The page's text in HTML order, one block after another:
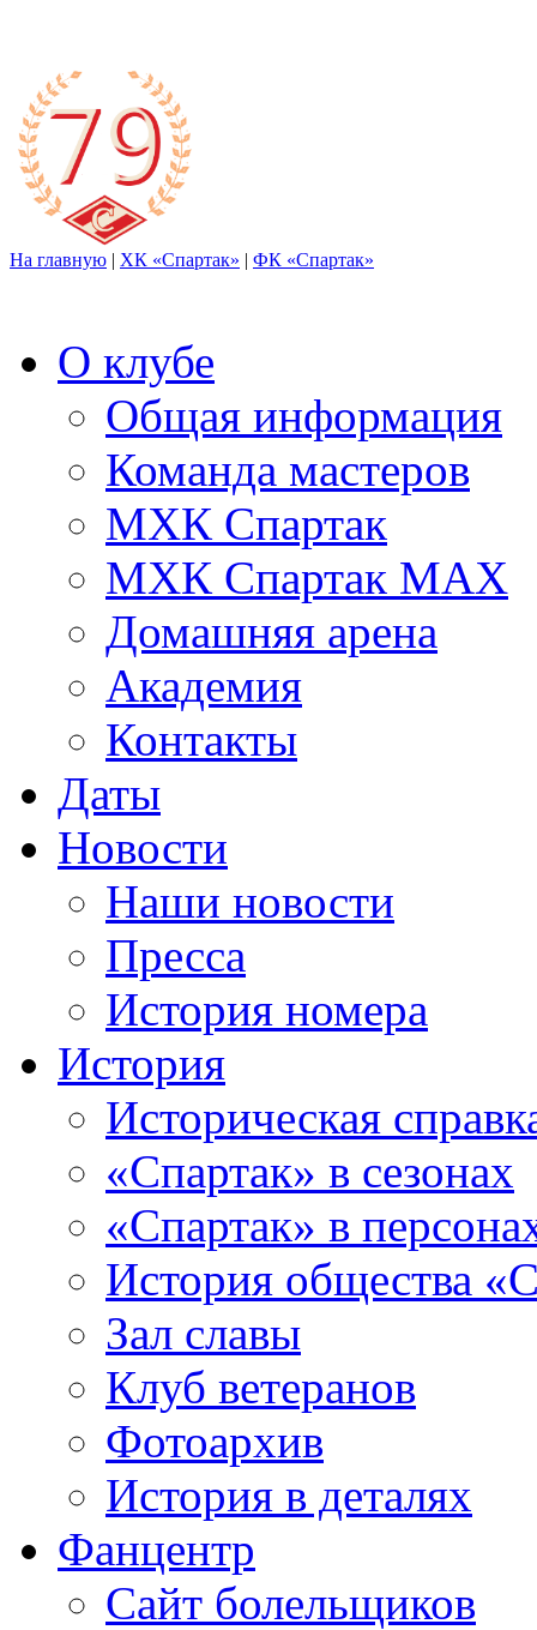
На главную | ХК «Спартак» | ФК «Спартак»
О клубе
Общая информация
Команда мастеров
МХК Спартак
МХК Спартак МАХ
Домашняя арена
Академия
Контакты
Даты
Новости
Наши новости
Пресса
История номера
История
Историческая
«Спартак» в сезонах
«Спартак» в
История общества
Зал славы
Клуб ветеранов
Фотоархив
История в деталях
Фанцентр
Сайт болельщиков